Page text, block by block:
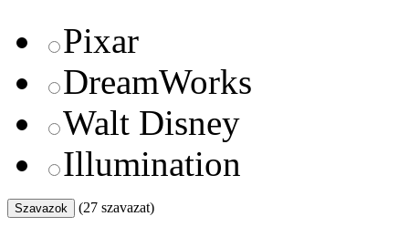
Pixar
DreamWorks
Walt Disney
Illumination
(27 szavazat)